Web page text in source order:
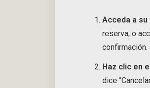
Acceda a su
reserva, o
confirmación.
Haz clic en
dice